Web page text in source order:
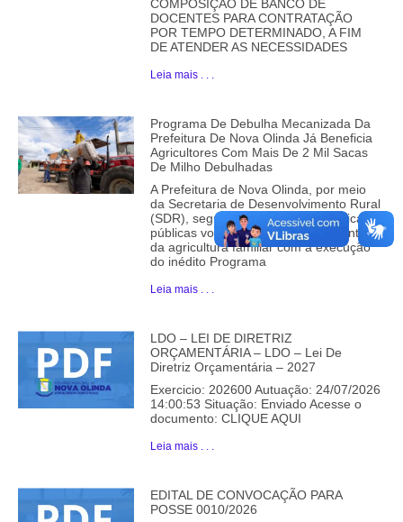
COMPOSIÇÃO DE BANCO DE
DOCENTES PARA CONTRATAÇÃO
POR TEMPO DETERMINADO, A FIM
DE ATENDER AS NECESSIDADES
Leia mais . . .
Programa De Debulha Mecanizada Da
Prefeitura De Nova Olinda Já Beneficia
Agricultores Com Mais De 2 Mil Sacas
De Milho Debulhadas
A Prefeitura de Nova Olinda, por meio
da Secretaria de Desenvolvimento Rural
(SDR), segue fortalecendo as políticas
públicas voltadas ao desenvolvimento
da agricultura familiar com a execução
do inédito Programa
Leia mais . . .
LDO – LEI DE DIRETRIZ
ORÇAMENTÁRIA – LDO – Lei De
Diretriz Orçamentária – 2027
Exercicio: 202600 Autuação: 24/07/2026
14:00:53 Situação: Enviado Acesse o
documento: CLIQUE AQUI
Leia mais . . .
EDITAL DE CONVOCAÇÃO PARA
POSSE 0010/2026